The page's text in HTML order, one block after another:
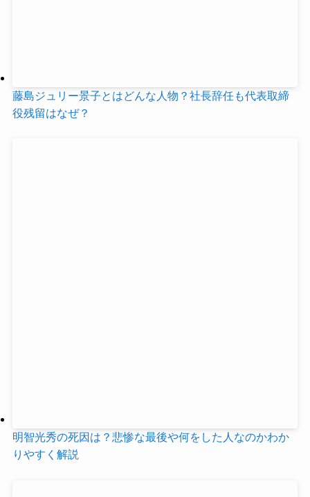
藤島ジュリー景子とはどんな人物？社長辞任も代表取締
役残留はなぜ？
明智光秀の死因は？悲惨な最後や何をした人なのかわか
りやすく解説